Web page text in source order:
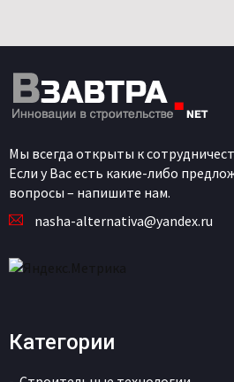
Мы всегда открыты к
Если у Вас есть какие-либо
вопросы – напишите нам.
nasha-alternativa@yandex.ru
Категории